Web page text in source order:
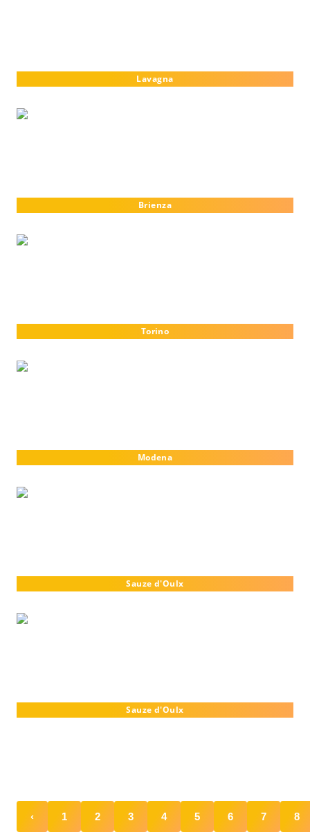
Lavagna
Brienza
Torino
Modena
Sauze d'Oulx
Sauze d'Oulx
‹ 1 2 3 4 5 6 7 8